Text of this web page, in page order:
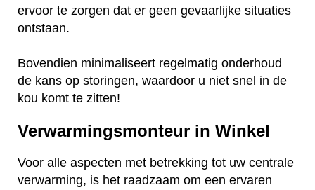
ervoor te zorgen dat er geen gevaarlijke situaties
ontstaan.
Bovendien minimaliseert regelmatig onderhoud
de kans op storingen, waardoor u niet snel in de
kou komt te zitten!
Verwarmingsmonteur in Winkel
Voor alle aspecten met betrekking tot uw centrale
verwarming, is het raadzaam om een ervaren